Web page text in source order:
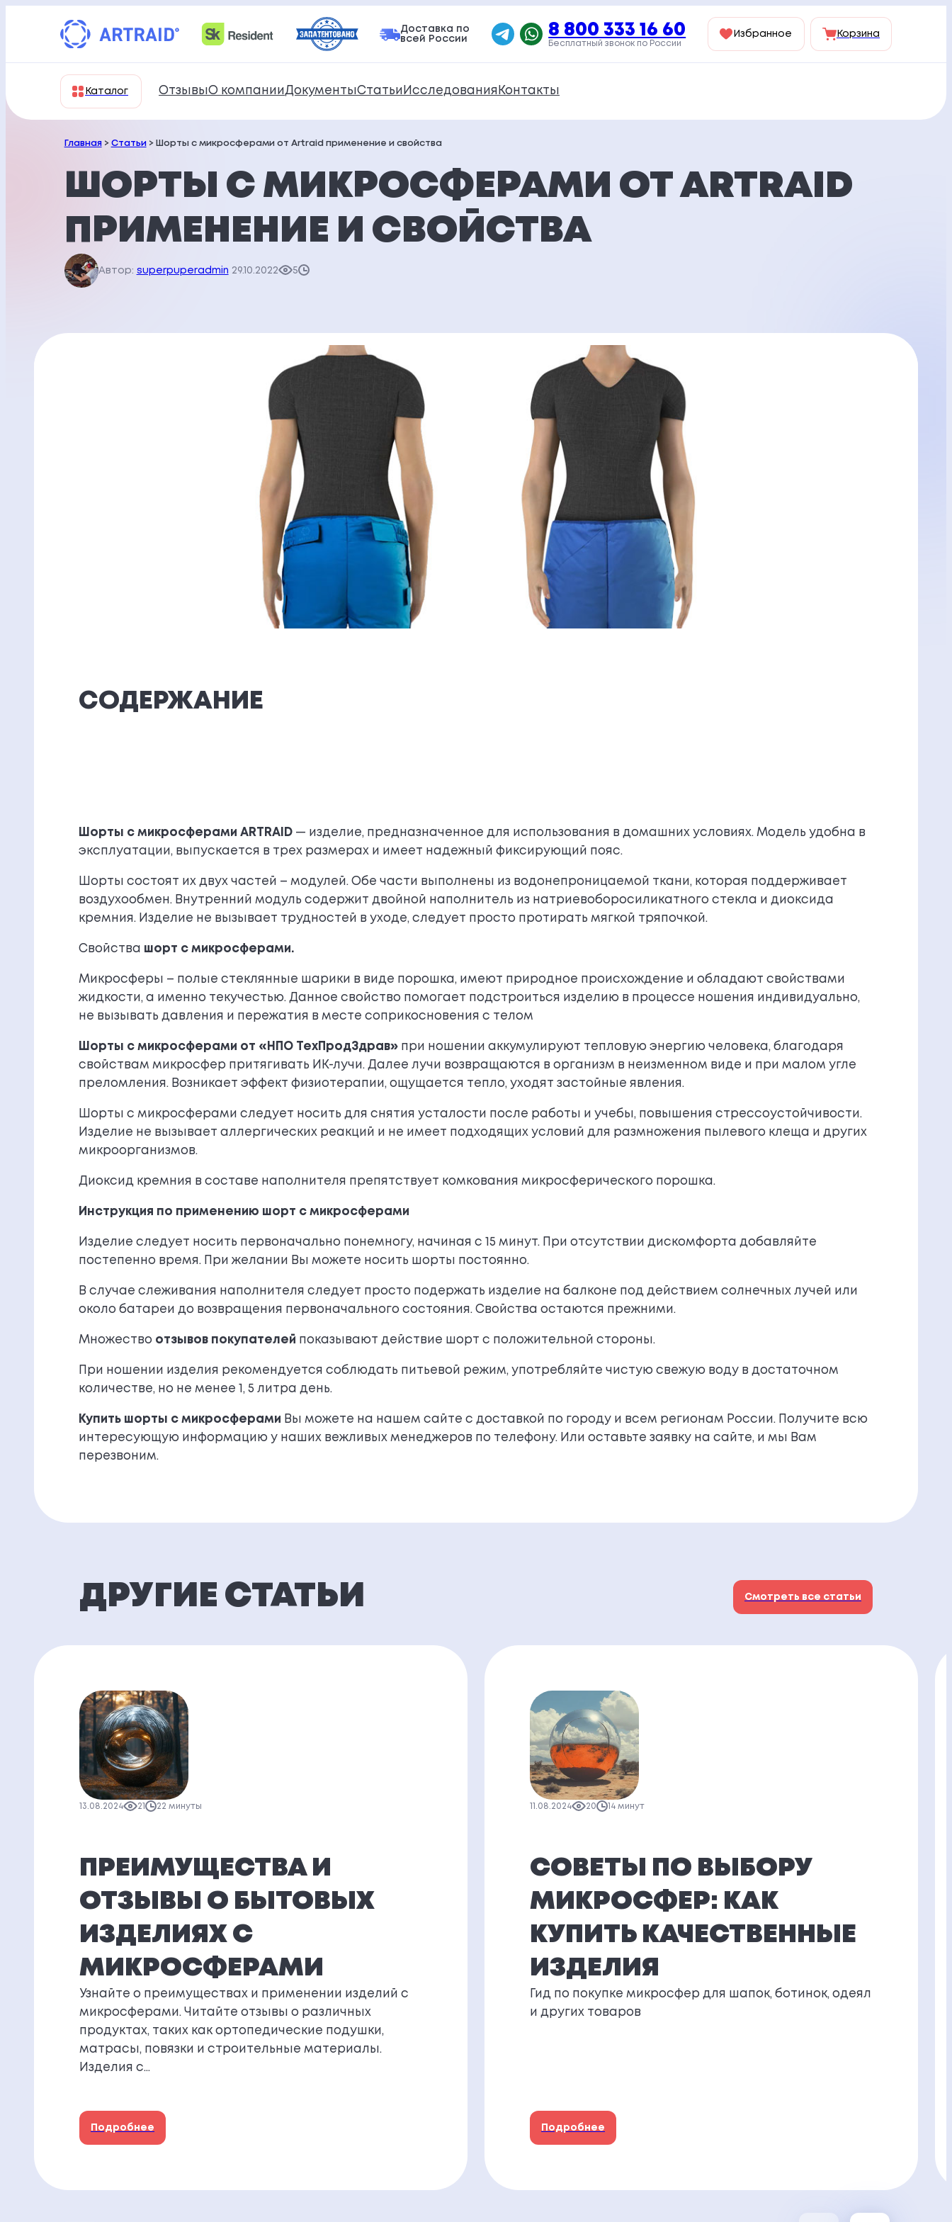
содержимому
Доставка по
всей России
8 800 333 16 60
Бесплатный звонок по России
Избранное Корзина
Каталог Отзывы О компании Документы Статьи Исследования Контакты
Главная> Статьи> Шорты с микросферами от Artraid применение и свойства
ШОРТЫ С МИКРОСФЕРАМИ ОТ ARTRAID
ПРИМЕНЕНИЕ И СВОЙСТВА
Автор: superpuperadmin 29.10.2022 5
СОДЕРЖАНИЕ
Шорты с микросферами ARTRAID— изделие, предназначенное для использования в домашних условиях. Модель удобна в
эксплуатации, выпускается в трех размерах и имеет надежный фиксирующий пояс.
Шорты состоят их двух частей – модулей. Обе части выполнены из водонепроницаемой ткани, которая поддерживает
воздухообмен. Внутренний модуль содержит двойной наполнитель из натриевоборосиликатного стекла и диоксида
кремния. Изделие не вызывает трудностей в уходе, следует просто протирать мягкой тряпочкой.
Свойства шорт с микросферами.
Микросферы – полые стеклянные шарики в виде порошка, имеют природное происхождение и обладают свойствами
жидкости, а именно текучестью. Данное свойство помогает подстроиться изделию в процессе ношения индивидуально,
не вызывать давления и пережатия в месте соприкосновения с телом
Шорты с микросферами от «НПО ТехПродЗдрав»при ношении аккумулируют тепловую энергию человека, благодаря
свойствам микросфер притягивать ИК-лучи. Далее лучи возвращаются в организм в неизменном виде и при малом угле
преломления. Возникает эффект физиотерапии, ощущается тепло, уходят застойные явления.
Шорты с микросферами следует носить для снятия усталости после работы и учебы, повышения стрессоустойчивости.
Изделие не вызывает аллергических реакций и не имеет подходящих условий для размножения пылевого клеща и других
микроорганизмов.
Диоксид кремния в составе наполнителя препятствует комкования микросферического порошка.
Инструкция по применению шорт с микросферами
Изделие следует носить первоначально понемногу, начиная с 15 минут. При отсутствии дискомфорта добавляйте
постепенно время. При желании Вы можете носить шорты постоянно.
В случае слеживания наполнителя следует просто подержать изделие на балконе под действием солнечных лучей или
около батареи до возвращения первоначального состояния. Свойства остаются прежними.
Множество отзывов покупателей показывают действие шорт с положительной стороны.
При ношении изделия рекомендуется соблюдать питьевой режим, употребляйте чистую свежую воду в достаточном
количестве, но не менее 1, 5 литра день.
Купить шорты с микросферами Вы можете на нашем сайте с доставкой по городу и всем регионам России. Получите всю
интересующую информацию у наших вежливых менеджеров по телефону. Или оставьте заявку на сайте, и мы Вам
перезвоним.
ДРУГИЕ СТАТЬИ Смотреть все статьи
13.08.2024 21 22 минуты
ПРЕИМУЩЕСТВА И
ОТЗЫВЫ О БЫТОВЫХ
ИЗДЕЛИЯХ С
МИКРОСФЕРАМИ
Узнайте о преимуществах и применении изделий с
микросферами. Читайте отзывы о различных
продуктах, таких как ортопедические подушки,
матрасы, повязки и строительные материалы.
Изделия с…
Подробнее
11.08.2024 20 14 минут
СОВЕТЫ ПО ВЫБОРУ
МИКРОСФЕР: КАК
КУПИТЬ КАЧЕСТВЕННЫЕ
ИЗДЕЛИЯ
Гид по покупке микросфер для шапок, ботинок, одеял
и других товаров
Подробнее